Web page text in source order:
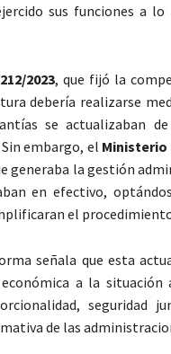
sus funciones a
2023, que fijó la
debería realizarse
se actualizaban
embargo, el
generaba la gestión
en efectivo,
el
señala que esta
a la
seguridad
de las